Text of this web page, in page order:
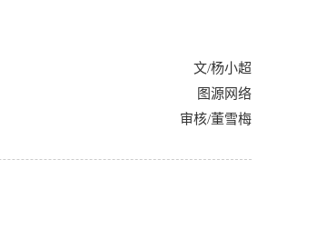
文/杨小超
图源网络
审核/董雪梅